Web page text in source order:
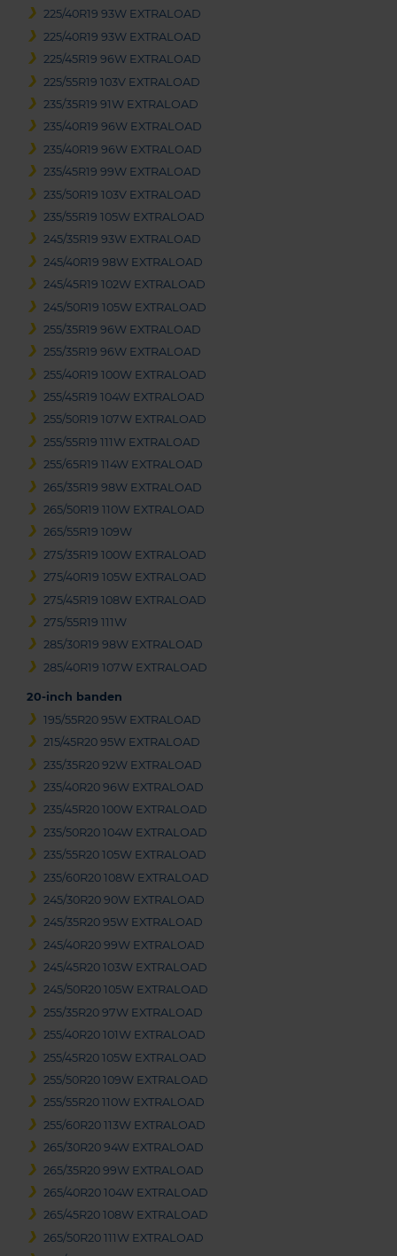
225/40R19 93W EXTRALOAD
225/40R19 93W EXTRALOAD
225/45R19 96W EXTRALOAD
225/55R19 103V EXTRALOAD
235/35R19 91W EXTRALOAD
235/40R19 96W EXTRALOAD
235/40R19 96W EXTRALOAD
235/45R19 99W EXTRALOAD
235/50R19 103V EXTRALOAD
235/55R19 105W EXTRALOAD
245/35R19 93W EXTRALOAD
245/40R19 98W EXTRALOAD
245/45R19 102W EXTRALOAD
245/50R19 105W EXTRALOAD
255/35R19 96W EXTRALOAD
255/35R19 96W EXTRALOAD
255/40R19 100W EXTRALOAD
255/45R19 104W EXTRALOAD
255/50R19 107W EXTRALOAD
255/55R19 111W EXTRALOAD
255/65R19 114W EXTRALOAD
265/35R19 98W EXTRALOAD
265/50R19 110W EXTRALOAD
265/55R19 109W
275/35R19 100W EXTRALOAD
275/40R19 105W EXTRALOAD
275/45R19 108W EXTRALOAD
275/55R19 111W
285/30R19 98W EXTRALOAD
285/40R19 107W EXTRALOAD
20-inch banden
195/55R20 95W EXTRALOAD
215/45R20 95W EXTRALOAD
235/35R20 92W EXTRALOAD
235/40R20 96W EXTRALOAD
235/45R20 100W EXTRALOAD
235/50R20 104W EXTRALOAD
235/55R20 105W EXTRALOAD
235/60R20 108W EXTRALOAD
245/30R20 90W EXTRALOAD
245/35R20 95W EXTRALOAD
245/40R20 99W EXTRALOAD
245/45R20 103W EXTRALOAD
245/50R20 105W EXTRALOAD
255/35R20 97W EXTRALOAD
255/40R20 101W EXTRALOAD
255/45R20 105W EXTRALOAD
255/50R20 109W EXTRALOAD
255/55R20 110W EXTRALOAD
255/60R20 113W EXTRALOAD
265/30R20 94W EXTRALOAD
265/35R20 99W EXTRALOAD
265/40R20 104W EXTRALOAD
265/45R20 108W EXTRALOAD
265/50R20 111W EXTRALOAD